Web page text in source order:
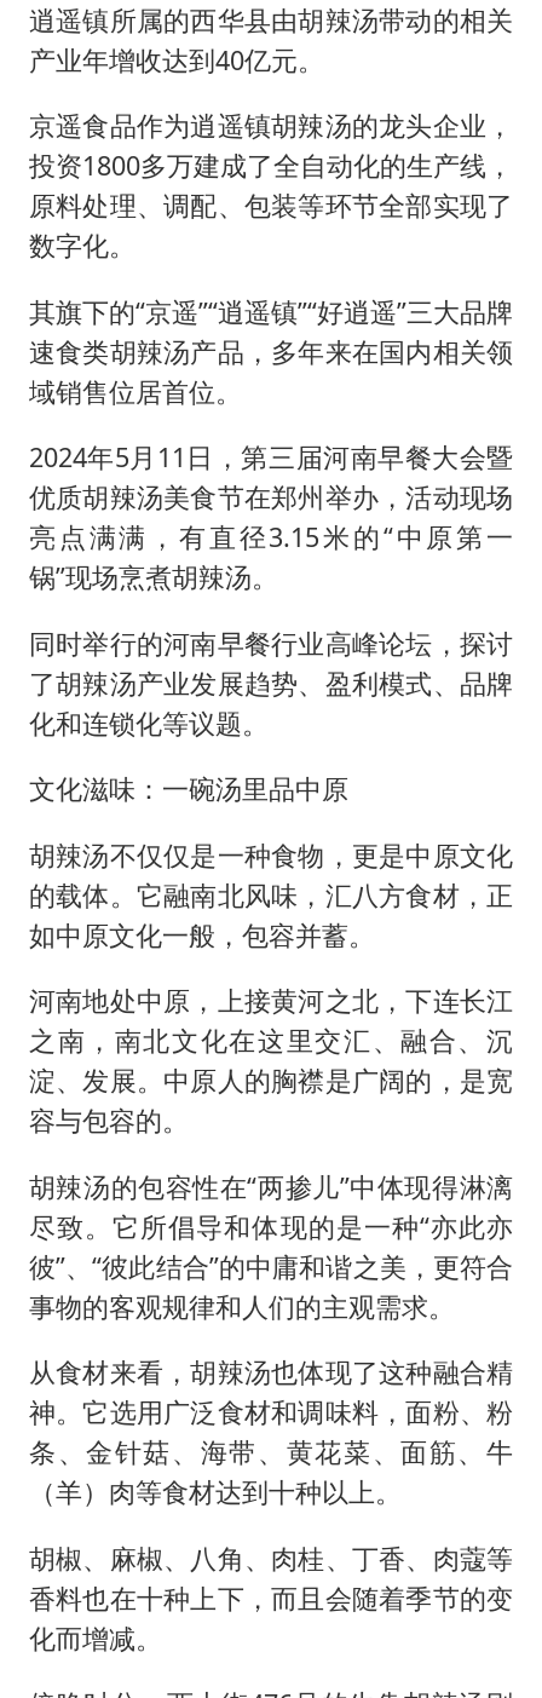
逍遥镇所属的西华县由胡辣汤带动的相关
产业年增收达到40亿元。
京遥食品作为逍遥镇胡辣汤的龙头企业，
投资1800多万建成了全自动化的生产线，
原料处理、调配、包装等环节全部实现了
数字化。
其旗下的“京遥”“逍遥镇”“好逍遥”三大品牌
速食类胡辣汤产品，多年来在国内相关领
域销售位居首位。
2024年5月11日，第三届河南早餐大会暨
优质胡辣汤美食节在郑州举办，活动现场
亮点满满，有直径3.15米的“中原第一
锅”现场烹煮胡辣汤。
同时举行的河南早餐行业高峰论坛，探讨
了胡辣汤产业发展趋势、盈利模式、品牌
化和连锁化等议题。
文化滋味：一碗汤里品中原
胡辣汤不仅仅是一种食物，更是中原文化
的载体。它融南北风味，汇八方食材，正
如中原文化一般，包容并蓄。
河南地处中原，上接黄河之北，下连长江
之南，南北文化在这里交汇、融合、沉
淀、发展。中原人的胸襟是广阔的，是宽
容与包容的。
胡辣汤的包容性在“两掺儿”中体现得淋漓
尽致。它所倡导和体现的是一种“亦此亦
彼”、“彼此结合”的中庸和谐之美，更符合
事物的客观规律和人们的主观需求。
从食材来看，胡辣汤也体现了这种融合精
神。它选用广泛食材和调味料，面粉、粉
条、金针菇、海带、黄花菜、面筋、牛
（羊）肉等食材达到十种以上。
胡椒、麻椒、八角、肉桂、丁香、肉蔻等
香料也在十种上下，而且会随着季节的变
化而增减。